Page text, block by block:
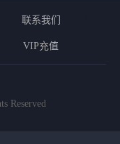
联系我们
VIP充值
Reserved